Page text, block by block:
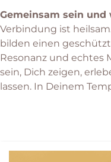
Gemeinsam sein
Verbindung ist
bilden einen
Resonanz und echtes
sein, Dich zeigen,
lassen. In Deinem